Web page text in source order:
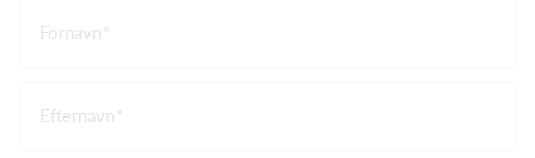
Fornavn
Efternavn